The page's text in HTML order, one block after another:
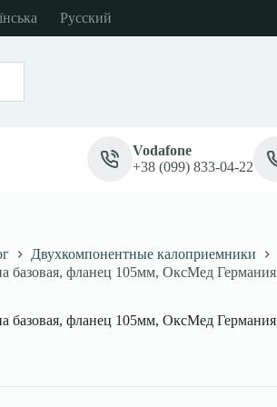
Русский
Vodafone
+38 (099) 833-04-22
Двухкомпонентные калоприемники
базовая, фланец 105мм, ОксМед Германия
базовая, фланец 105мм, ОксМед Германия